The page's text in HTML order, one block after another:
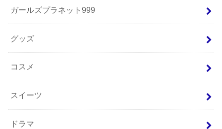
ガールズプラネット999
グッズ
コスメ
スイーツ
ドラマ